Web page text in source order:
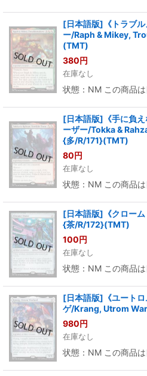
[日本語版]《トラブ
ー/Raph & Mikey,
(TMT)
380円
在庫なし
状態：NM この商品は
[日本語版]《手に負
ーザー/Tokka &
{多/R/171}(TMT)
80円
在庫なし
状態：NM この商品は
[日本語版]《クロー
{茶/R/172}(TMT)
100円
在庫なし
状態：NM この商品は
[日本語版]《ユート
ゲ/Krang, Utrom
980円
在庫なし
状態：NM この商品は